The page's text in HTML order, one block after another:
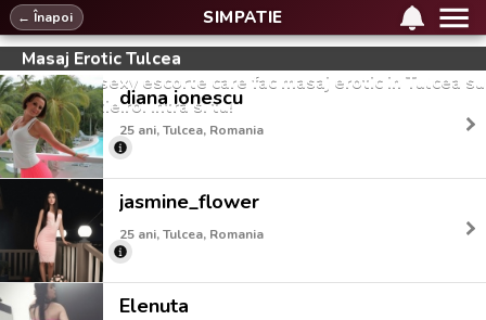
SIMPATIE
← Înapoi
Masaj Erotic Tulcea
Cele mai sexy escorte care fac masaj erotic in Tulcea
pe simpatie.ro. Intra si tu!
diana ionescu
25 ani, Tulcea, Romania
jasmine_flower
25 ani, Tulcea, Romania
Elenuta